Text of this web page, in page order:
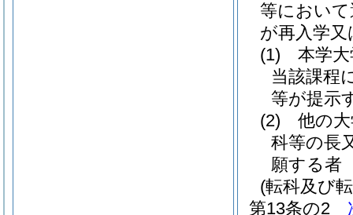
等におい
が再入学
(1)
本学
当該課程
等が提示
(2)
他の
科等の長
願する者
(転科及び
第13条の2